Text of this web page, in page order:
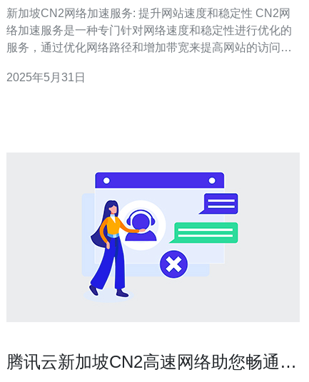
新加坡CN2网络加速服务: 提升网站速度和稳定性 CN2网
络加速服务是一种专门针对网络速度和稳定性进行优化的
服务，通过优化网络路径和增加带宽来提高网站的访问速
极大地提升网站的性能。 新加坡是亚洲地区的重要网络枢
2025年5月31日
腾讯云新加坡CN2高速网络助您畅通无